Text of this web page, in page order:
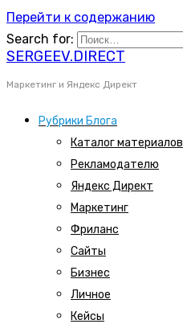
Перейти к содержанию
Search for:
SERGEEV.DIRECT
Маркетинг и Яндекс Директ
Рубрики Блога
Каталог материалов
Рекламодателю
Яндекс Директ
Маркетинг
Фриланс
Сайты
Бизнес
Личное
Кейсы